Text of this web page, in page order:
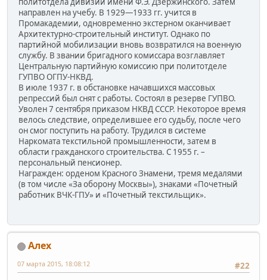
направлен на учебу. В 1929—1933 гг. учится в
Промакадемии, одновременно экстерном оканчивает
Архитектурно-строительный институт. Однако по
партийной мобилизации вновь возвратился на военную
службу. В звании бригадного комиссара возглавляет
Центральную партийную комиссию при политотделе
ГУПВО ОГПУ-НКВД.
В июле 1937 г. в обстановке начавшихся массовых
репрессий был снят с работы. Состоял в резерве ГУПВО.
Уволен 7 сентября приказом НКВД СССР. Некоторое время
велось следствие, определившее его судьбу, после чего
он смог поступить на работу. Трудился в системе
Наркомата текстильной промышленности, затем в
области гражданского строительства. С 1955 г. –
персональный пенсионер.
Награжден: орденом Красного Знамени, тремя медалями
(в том числе «За оборону Москвы»), знаками «Почетный
работник ВЧК-ГПУ» и «Почетный текстильщик».
Алех
#22
07 марта 2015, 18:08:12